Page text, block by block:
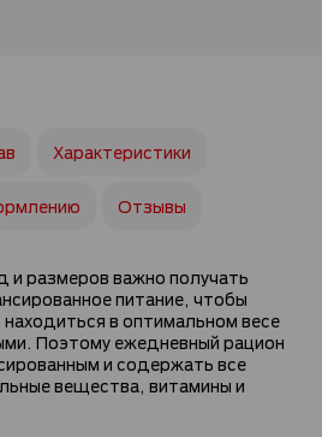
размеров важно получать
питание, чтобы
в оптимальном весе
Поэтому ежедневный рацион
и содержать все
вещества, витамины и
Характеристики
Отзывы